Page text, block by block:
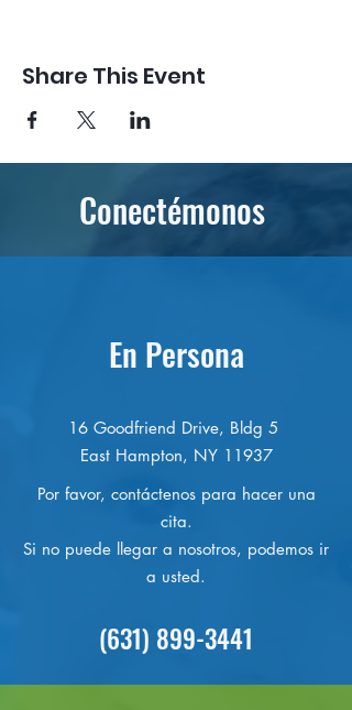
Share This Event
Conectémonos
En Persona
16 Goodfriend Drive, Bldg 5
East Hampton, NY 11937
Por favor, contáctenos para hacer una
cita.
Si no puede llegar a nosotros, podemos ir
a usted.
(631) 899-3441